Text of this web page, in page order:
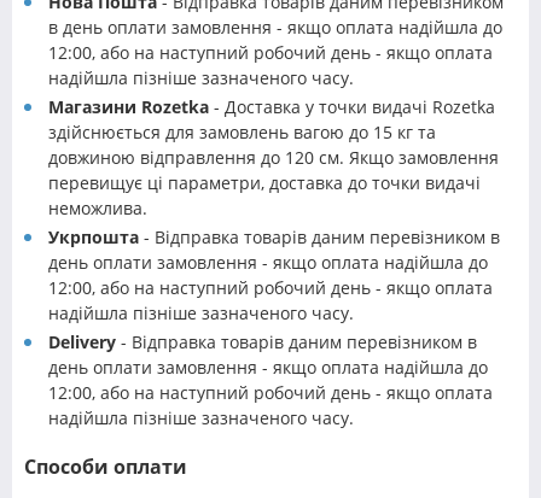
в день оплати замовлення - якщо оплата надійшла до
12:00, або на наступний робочий день - якщо оплата
надійшла пізніше зазначеного часу.
Магазини Rozetka - Доставка у точки видачі Rozetka
здійснюється для замовлень вагою до 15 кг та
довжиною відправлення до 120 см. Якщо замовлення
перевищує ці параметри, доставка до точки видачі
неможлива.
Укрпошта - Відправка товарів даним перевізником в
день оплати замовлення - якщо оплата надійшла до
12:00, або на наступний робочий день - якщо оплата
надійшла пізніше зазначеного часу.
Delivery - Відправка товарів даним перевізником в
день оплати замовлення - якщо оплата надійшла до
12:00, або на наступний робочий день - якщо оплата
надійшла пізніше зазначеного часу.
Способи оплати